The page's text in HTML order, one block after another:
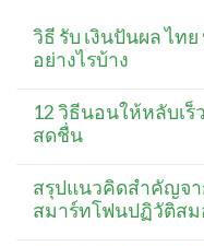
วิธี รับ เงินปันผล ไท
อย่างไรบ้าง
12 วิธีนอนให้หลับเ
สดชื่น
สรุปแนวคิดสำคัญจา
สมาร์ทโฟนปฏิวัติสม